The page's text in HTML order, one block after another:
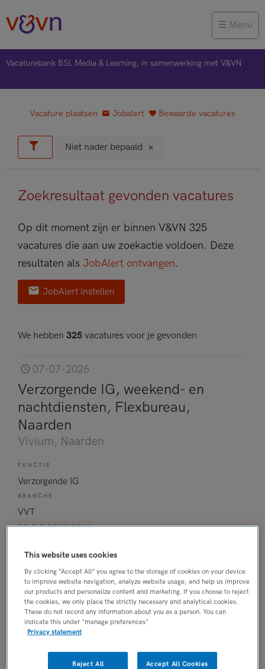
Menu
Vacaturebank BSL Media & Learning, in samenwerking met V&VN
Vacature plaatsen Jobalert Bewaarde vacatures
Niet nader bepaald
Zoekresultaat gevonden vacatures
Op dit moment zijn er binnen V&VN 325
vacatures die aan uw zoekactie voldoen. Deze
resultaten als JobAlert ontvangen.
JobAlert instellen
We hebben 325 vacatures voor je gevonden
07-07-2026
Verzorgende IG, weekend- en
nachtdiensten, Flexbureau,
Naarden
Vivium, Naarden
FUNCTIE
Verzorgende IG
BRANCHE
VVT
OPLEIDINGSNIVEAU
DIENSTVERBAND
Niet nader bepaald
07-07-2026
Continuïteitsverpleegkundige Hulst
ZorgSaam-Zeeuws Vlaanderen
Vlaanderen
This website uses cookies
By clicking “Accept All” you agree to the storage of cookies on your device
to improve website navigation, analyze website usage, and help us improve
our products and personalize content and marketing. If you choose to reject
the cookies, we only place the strictly necessary and analytical cookies.
These do not record any information about you as a person. You can
indicate this under "manage preferences"
Privacy statement
Reject All Accept All Cookies